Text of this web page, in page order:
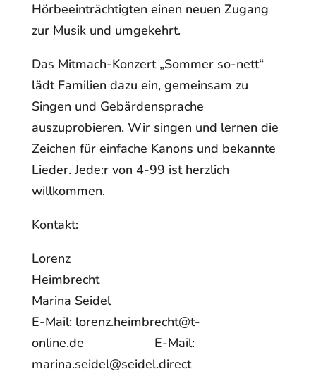
Hörbeeinträchtigten einen neuen Zugang
zur Musik und umgekehrt.
Das Mitmach-Konzert „Sommer so-nett“
lädt Familien dazu ein, gemeinsam zu
Singen und Gebärdensprache
auszuprobieren. Wir singen und lernen die
Zeichen für einfache Kanons und bekannte
Lieder. Jede:r von 4-99 ist herzlich
willkommen.
Kontakt:
Lorenz
Heimbrecht
Marina Seidel
E-Mail: lorenz.heimbrecht@t-
online.de E-Mail:
marina.seidel@seidel.direct